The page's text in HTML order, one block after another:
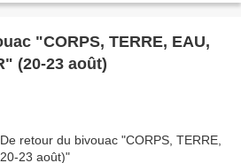
"CORPS, TERRE, EAU,
(20-23 août)